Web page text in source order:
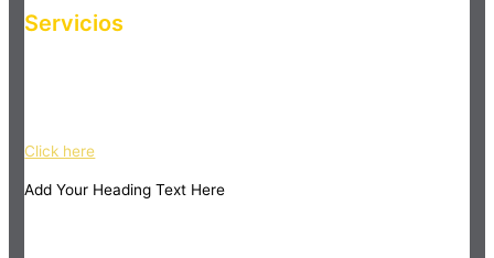
Servicios
Click here
Add Your Heading Text Here